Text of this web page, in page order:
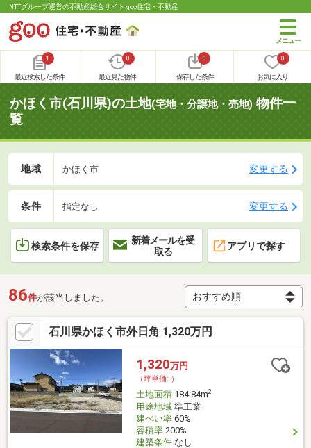
NTTグループ運営の不動産総合サイト goo住宅・不動産
1
最近検索した条件
0
最近見た物件
0
保存した条件
0
お気に入り
かほく市(石川県)の土地(宅地・分譲地・売地) 物件一
覧
地域 かほく市 変更する
条件 指定なし 変更する
検索条件を保存
新着メールを受
取る
アプリで探す
86件が該当しました。
石川県かほく市外日角 1,320万円
1,320万円
（坪単価:-）
土地面積184.84m2
用途地域準工業
建ぺい率60%
容積率200%
建築条件なし